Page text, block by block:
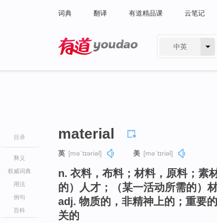
词典 翻译 有道精品课 云笔记
中英
目录
释义
权威词典
用法
例句
百科
material
英 [məˈtɪəriəl] 美 [məˈtɪriəl]
n. 衣料，布料；材料，原料；素
的）人才；（某一活动所需的）
adj. 物质的，非精神上的；重要
关的